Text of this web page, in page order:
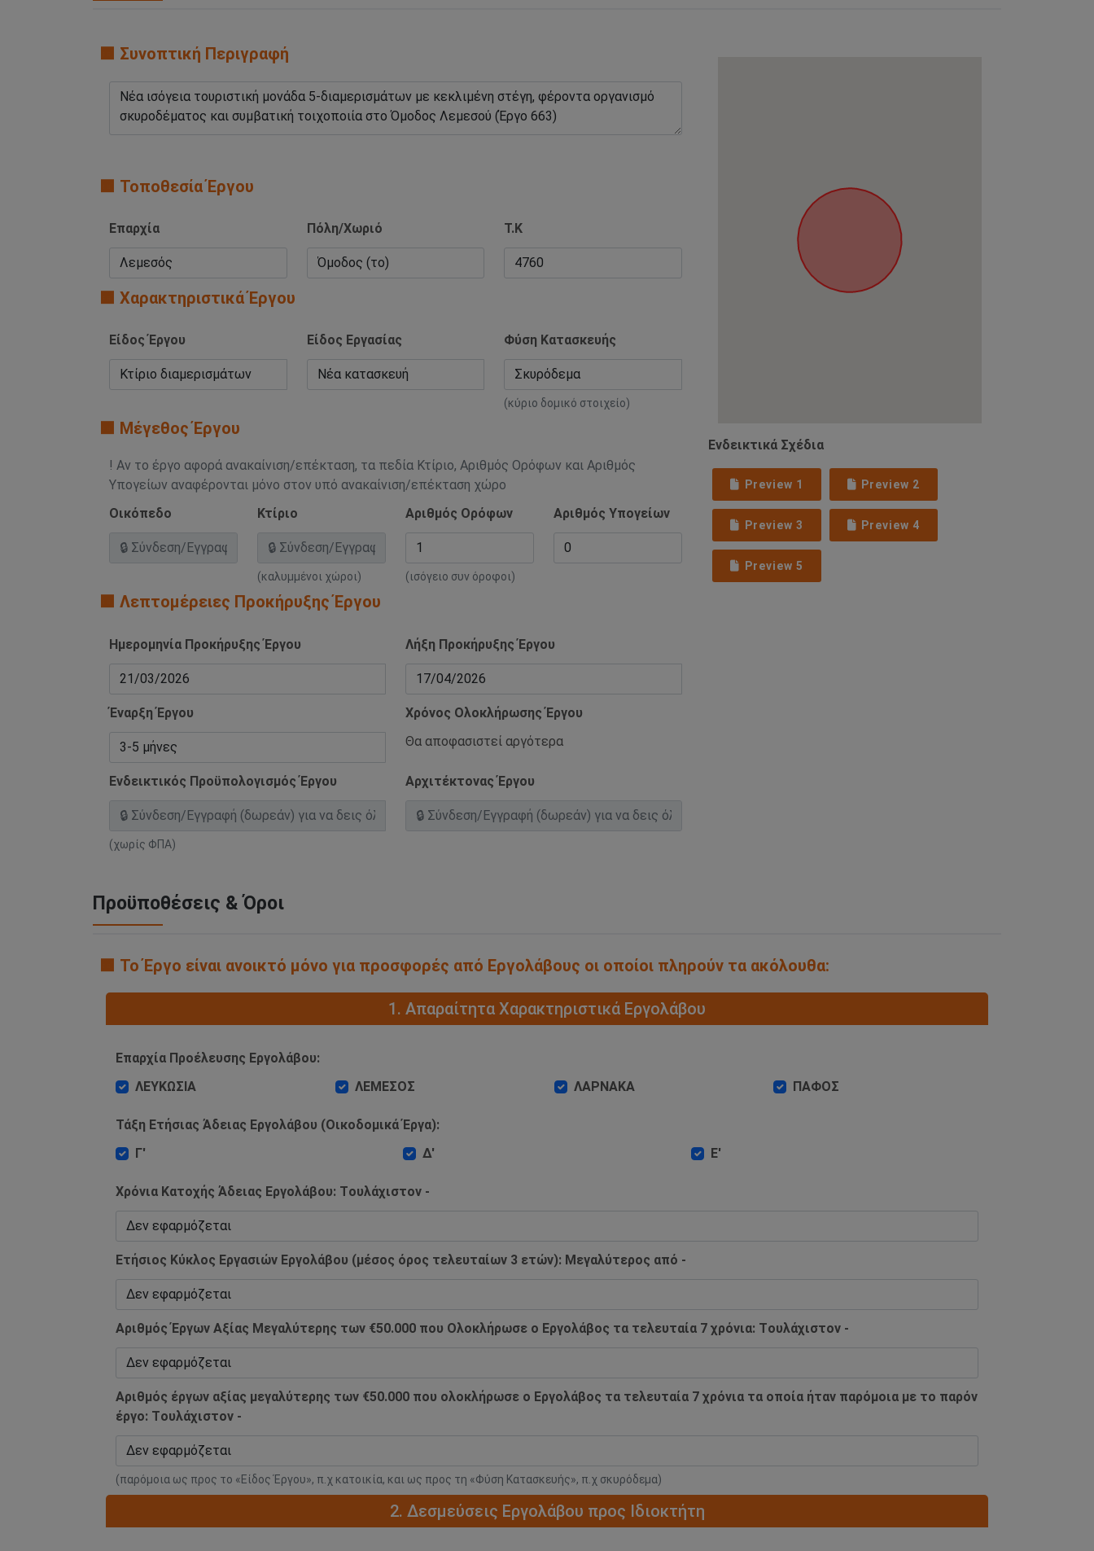
🟧 Συνοπτική Περιγραφή
🟧 Τοποθεσία Έργου
Επαρχία Πόλη/Χωριό Τ.Κ
🟧 Χαρακτηριστικά Έργου
Είδος Έργου Είδος Εργασίας Φύση Κατασκευής
(κύριο δομικό στοιχείο)
🟧 Μέγεθος Έργου
! Αν το έργο αφορά ανακαίνιση/επέκταση, τα πεδία Κτίριο, Αριθμός Ορόφων και Αριθμός
Υπογείων αναφέρονται μόνο στον υπό ανακαίνιση/επέκταση χώρο
Οικόπεδο
Κτίριο
(καλυμμένοι χώροι)
Αριθμός Ορόφων
(ισόγειο συν όροφοι)
Αριθμός Υπογείων
🟧 Λεπτομέρειες Προκήρυξης Έργου
Ημερομηνία Προκήρυξης Έργου Λήξη Προκήρυξης Έργου
Έναρξη Έργου
Χρόνος Ολοκλήρωσης Έργου
Θα αποφασιστεί αργότερα
Ενδεικτικός Προϋπολογισμός Έργου
(χωρίς ΦΠΑ)
Αρχιτέκτονας Έργου
Ενδεικτικά Σχέδια
Preview 1 Preview 2
Preview 3 Preview 4
Preview 5
Προϋποθέσεις & Όροι
🟧 Το Έργο είναι ανοικτό μόνο για προσφορές από Εργολάβους οι οποίοι πληρούν τα ακόλουθα:
1. Απαραίτητα Χαρακτηριστικά Εργολάβου
Επαρχία Προέλευσης Εργολάβου:
ΛΕΥΚΩΣΙΑ
ΛΕΜΕΣΟΣ ΛΑΡΝΑΚΑ ΠΑΦΟΣ
Τάξη Ετήσιας Άδειας Εργολάβου (Οικοδομικά Έργα):
Γ'
Δ' Ε'
Χρόνια Κατοχής Άδειας Εργολάβου: Tουλάχιστον -
Ετήσιος Κύκλος Εργασιών Εργολάβου (μέσος όρος τελευταίων 3 ετών): Mεγαλύτερος από -
Αριθμός Έργων Αξίας Μεγαλύτερης των €50.000 που Ολοκλήρωσε ο Εργολάβος τα τελευταία 7 χρόνια: Tουλάχιστον -
Αριθμός έργων αξίας μεγαλύτερης των €50.000 που ολοκλήρωσε ο Εργολάβος τα τελευταία 7 χρόνια τα οποία ήταν παρόμοια με το παρόν
έργο: Tουλάχιστον -
(παρόμοια ως προς το «Είδος Έργου», π.χ κατοικία, και ως προς τη «Φύση Κατασκευής», π.χ σκυρόδεμα)
2. Δεσμεύσεις Εργολάβου προς Ιδιοκτήτη